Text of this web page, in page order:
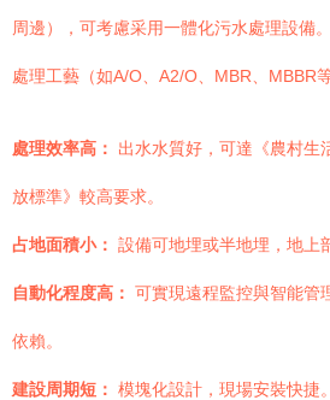
周邊），可考慮采用一體化污水處理設備
處理工藝（如A/O、A2/O、MBR、MBBR
處理效率高： 出水水質好，可達《農村生
放標準》較高要求。
占地面積小： 設備可地埋或半地埋，地上
自動化程度高： 可實現遠程監控與智能管
依賴。
建設周期短： 模塊化設計，現場安裝快捷。